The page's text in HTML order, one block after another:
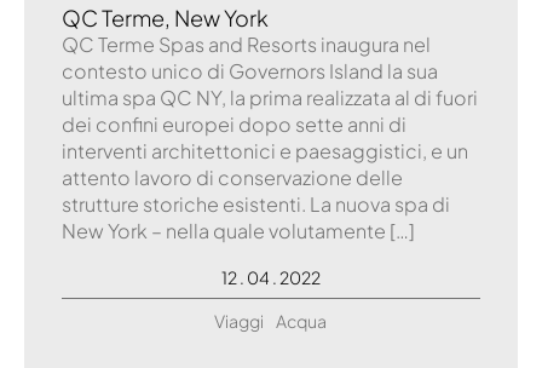
QC Terme, New York
QC Terme Spas and Resorts inaugura nel
contesto unico di Governors Island la sua
ultima spa QC NY, la prima realizzata al di fuori
dei confini europei dopo sette anni di
interventi architettonici e paesaggistici, e un
attento lavoro di conservazione delle
strutture storiche esistenti. La nuova spa di
New York – nella quale volutamente […]
12 . 04 . 2022
Viaggi
Acqua